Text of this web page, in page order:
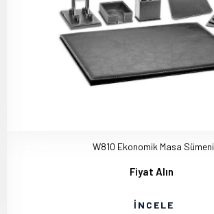
W810 Ekonomik Masa Sümeni
Fiyat Alın
İNCELE